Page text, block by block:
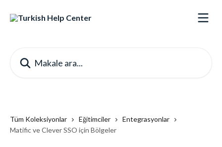
Tüm Koleksiyonlar Eğitimciler
Entegrasyonlar
Matific ve Clever SSO için Bölgeler